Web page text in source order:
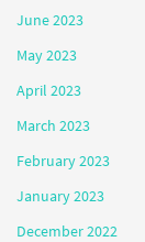
June 2023
May 2023
April 2023
March 2023
February 2023
January 2023
December 2022